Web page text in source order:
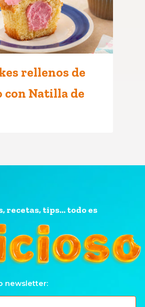
rellenos de
con Natilla de
recetas, tips... todo es
newsletter: